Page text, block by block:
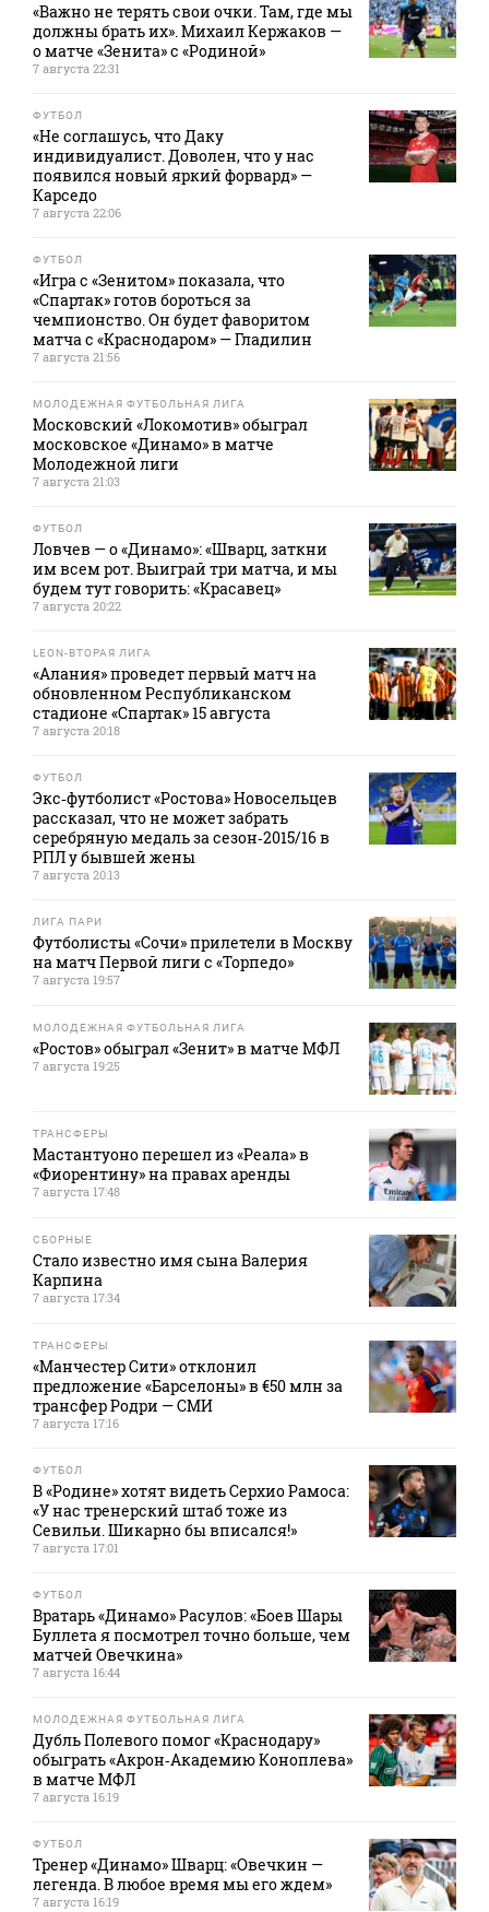
«Важно не терять свои очки. Там, где мы
должны брать их». Михаил Кержаков —
о матче «Зенита» с «Родиной»
7 августа 22:31
ФУТБОЛ
«Не соглашусь, что Даку
индивидуалист. Доволен, что у нас
появился новый яркий форвард» —
Карседо
7 августа 22:06
ФУТБОЛ
«Игра с «Зенитом» показала, что
«Спартак» готов бороться за
чемпионство. Он будет фаворитом
матча с «Краснодаром» — Гладилин
7 августа 21:56
МОЛОДЕЖНАЯ ФУТБОЛЬНАЯ ЛИГА
Московский «Локомотив» обыграл
московское «Динамо» в матче
Молодежной лиги
7 августа 21:03
ФУТБОЛ
Ловчев — о «Динамо»: «Шварц, заткни
им всем рот. Выиграй три матча, и мы
будем тут говорить: «Красавец»
7 августа 20:22
LEON-ВТОРАЯ ЛИГА
«Алания» проведет первый матч на
обновленном Республиканском
стадионе «Спартак» 15 августа
7 августа 20:18
ФУТБОЛ
Экс‑футболист «Ростова» Новосельцев
рассказал, что не может забрать
серебряную медаль за сезон‑2015/16 в
РПЛ у бывшей жены
7 августа 20:13
ЛИГА ПАРИ
Футболисты «Сочи» прилетели в Москву
на матч Первой лиги с «Торпедо»
7 августа 19:57
МОЛОДЕЖНАЯ ФУТБОЛЬНАЯ ЛИГА
«Ростов» обыграл «Зенит» в матче МФЛ
7 августа 19:25
ТРАНСФЕРЫ
Мастантуоно перешел из «Реала» в
«Фиорентину» на правах аренды
7 августа 17:48
СБОРНЫЕ
Стало известно имя сына Валерия
Карпина
7 августа 17:34
ТРАНСФЕРЫ
«Манчестер Сити» отклонил
предложение «Барселоны» в €50 млн за
трансфер Родри — СМИ
7 августа 17:16
ФУТБОЛ
В «Родине» хотят видеть Серхио Рамоса:
«У нас тренерский штаб тоже из
Севильи. Шикарно бы вписался!»
7 августа 17:01
ФУТБОЛ
Вратарь «Динамо» Расулов: «Боев Шары
Буллета я посмотрел точно больше, чем
матчей Овечкина»
7 августа 16:44
МОЛОДЕЖНАЯ ФУТБОЛЬНАЯ ЛИГА
Дубль Полевого помог «Краснодару»
обыграть «Акрон‑Академию Коноплева»
в матче МФЛ
7 августа 16:19
ФУТБОЛ
Тренер «Динамо» Шварц: «Овечкин —
легенда. В любое время мы его ждем»
7 августа 16:19